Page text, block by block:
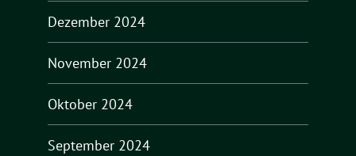
Dezember 2024
November 2024
Oktober 2024
September 2024